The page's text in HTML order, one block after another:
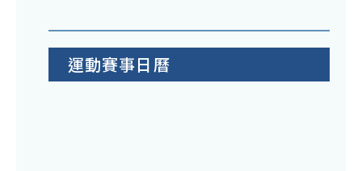
運動賽事日曆